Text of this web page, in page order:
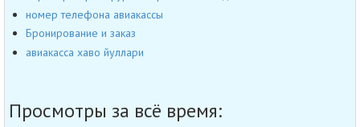
номер телефона авиакассы
Бронирование и заказ
авиакасса хаво йуллари
Просмотры за всё время: